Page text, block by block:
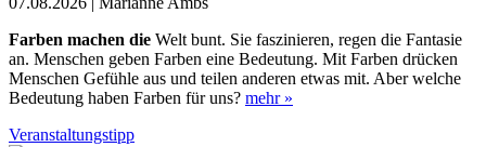
Farben machen die Welt bunt. Sie faszinieren, regen die Fantasie
an. Menschen geben Farben eine Bedeutung. Mit Farben drücken
Menschen Gefühle aus und teilen anderen etwas mit. Aber welche
Bedeutung haben Farben für uns? mehr »
Veranstaltungstipp